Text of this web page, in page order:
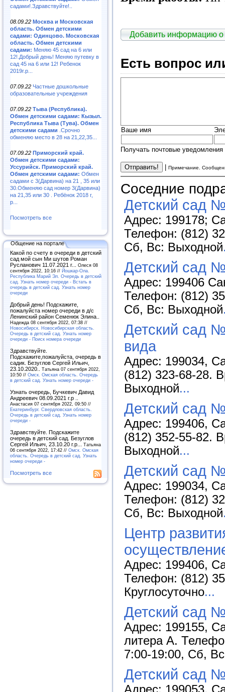
садами!.Здравствуйте!..
08.09.22 Москва и Московская
область. Обмен детскими
садами: Одинцово. Московская
область. Обмен детскими
садами: Меняю 45 сад на 6 или
12!.Добрый день! Меняю путевку в
сад 45 на 6 или 12! Ребенок
2019г.р...
07.09.22 Частные дошкольные
образовательные учреждения
07.09.22 Тыва (Республика).
Обмен детскими садами: Кызыл.
Республика Тыва (Тува). Обмен
детскими садами .Срочно
обменяю место в 28 на 21,22,35...
07.09.22 Приморский край.
Обмен детскими садами:
Уссурийск. Приморский край.
Обмен детскими садами: Обмен
садами с 3(Дарвина) на 21 , 35 или
30.Обменяю сад номер 3(Дарвина)
на 21,35 или 30 . Ребёнок 2018 г,
р...
Посмотреть все
Общение на портале
Какой по счету в очереди в детский
сад мой сын Ми шутов Роман
Русланович 11.07.2021 г... Олеся 08
сентября 2022, 10:16 // Йошкар-Ола.
Республика Марий Эл. Очередь в детский
сад. Узнать номер очереди - Встать в
очередь в детский сад. Узнать номер
очереди
Добрый день! Подскажите,
пожалуйста номер очереди в д/с
Ленинский район Семенюк Элина..
Надежда 08 сентября 2022, 07:38 //
Новосибирск. Новосибирская область.
Очередь в детский сад. Узнать номер
очереди - Поиск номера очереди
Здравствуйте.
Подскажите,пожалуйста, очередь в
садик. Безуглов Сергей Ильич,
23.10.2020.. Татьяна 07 сентября 2022,
10:50 // Омск. Омская область. Очередь
в детский сад. Узнать номер очереди -
Узнать очередь, Бучкевич Давид
Андреевич 08.09.2021 г.р ..
Анастасия 07 сентября 2022, 09:50 //
Екатеринбург. Свердловская область.
Очередь в детский сад. Узнать номер
очереди -
Здравствуйте. Подскажите
очередь в детский сад. Безуглов
Сергей Ильич, 23.10.20 г.р... Татьяна
06 сентября 2022, 17:42 // Омск. Омская
область. Очередь в детский сад. Узнать
номер очереди -
Посмотреть все
Добавить информацию
Есть вопрос
Ваше имя
Получать почтовые
Примечание.
Соседние
Детский сад
Адрес: 199178;
Телефон: (812)
Сб, Вс: Выходной
Детский сад
Адрес: 199406
Телефон: (812)
Сб, Вс: Выходной
Детский сад
вида
Адрес: 199034,
(812) 323-68-28.
Выходной...
Детский сад
Адрес: 199406,
(812) 352-55-82.
Выходной...
Детский сад
Адрес: 199034,
Телефон: (812)
Сб, Вс: Выходной
Центр
Адрес: 199406,
Телефон: (812)
Круглосуточно...
Детский сад
Адрес: 199155,
литера А.
7:00-19:00, Сб,
Детский сад
Адрес: 199053,